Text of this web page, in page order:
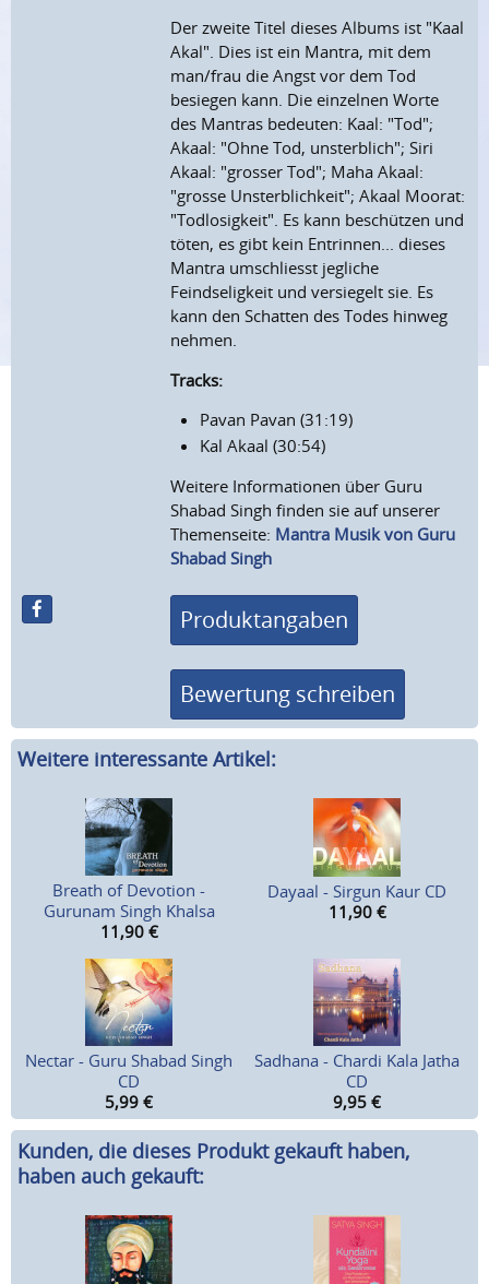
Der zweite Titel dieses Albums ist "Kaal
Akal". Dies ist ein Mantra, mit dem
man/frau die Angst vor dem Tod
besiegen kann. Die einzelnen Worte
des Mantras bedeuten: Kaal: "Tod";
Akaal: "Ohne Tod, unsterblich"; Siri
Akaal: "grosser Tod"; Maha Akaal:
"grosse Unsterblichkeit"; Akaal Moorat:
"Todlosigkeit". Es kann beschützen und
töten, es gibt kein Entrinnen... dieses
Mantra umschliesst jegliche
Feindseligkeit und versiegelt sie. Es
kann den Schatten des Todes hinweg
nehmen.
Tracks:
Pavan Pavan (31:19)
Kal Akaal (30:54)
Weitere Informationen über Guru
Shabad Singh finden sie auf unserer
Themenseite: Mantra Musik von Guru
Shabad Singh
Produktangaben
Bewertung schreiben
Weitere interessante Artikel:
Breath of Devotion -
Gurunam Singh Khalsa
11,90 €
Dayaal - Sirgun Kaur CD
11,90 €
Nectar - Guru Shabad Singh
CD
5,99 €
Sadhana - Chardi Kala Jatha
CD
9,95 €
Kunden, die dieses Produkt gekauft haben,
haben auch gekauft: